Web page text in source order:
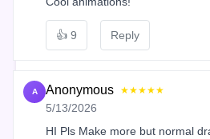
👍 9 Reply
A Anonymous ★★★★★
5/13/2026
HI Pls Make more but normal